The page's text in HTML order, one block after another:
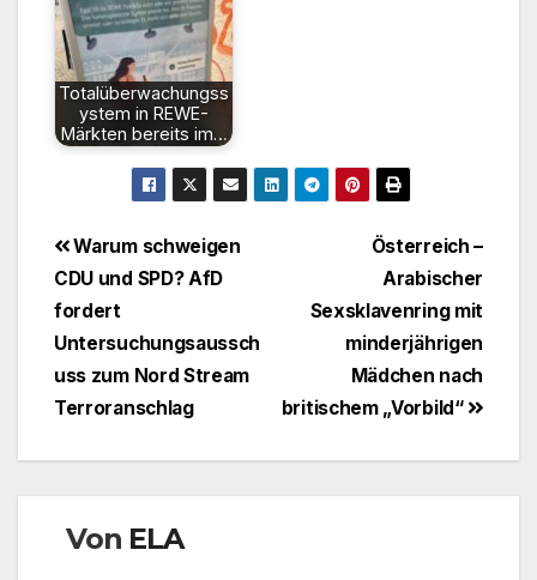
Totalüberwachungss
ystem in REWE-
Märkten bereits im…
BeitragsnavigationÖsterreich –
Arabischer
Sexsklavenring mit
minderjährigen
Mädchen nach
britischem „Vorbild“
Warum schweigen
CDU und SPD? AfD
fordert
Untersuchungsaussch
uss zum Nord Stream
Terroranschlag
Von ELA